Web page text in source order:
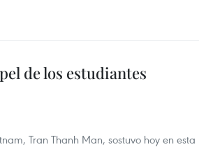
de los estudiantes
Tran Thanh Man, sostuvo hoy en esta